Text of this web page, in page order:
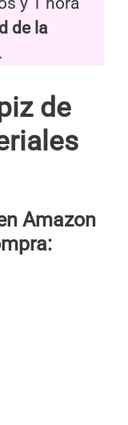
de la
de
Amazon